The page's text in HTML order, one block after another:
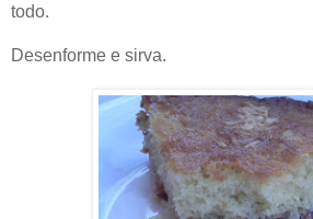
todo.
Desenforme e sirva.